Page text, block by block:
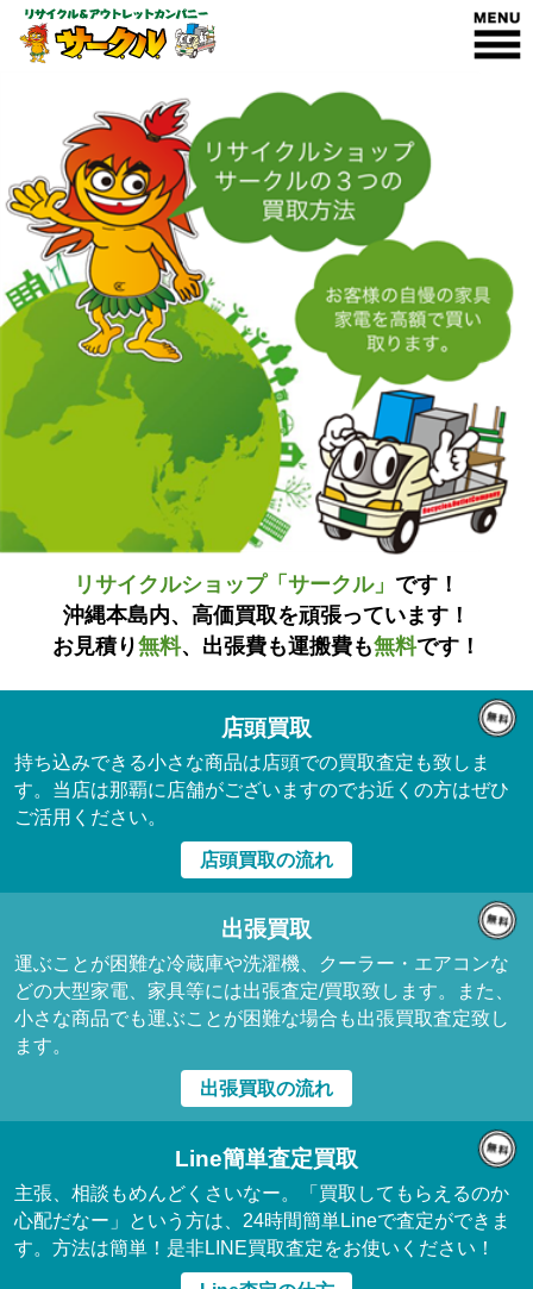
リサイクルショップ「サークル」 です！
沖縄本島内、高価買取を頑張っています！
お見積り無料、出張費も運搬費も無料です！
店頭買取
持ち込みできる小さな商品は店頭での買取査定も致しま
す。当店は那覇に店舗がございますのでお近くの方はぜひ
ご活用ください。
店頭買取の流れ
出張買取
運ぶことが困難な冷蔵庫や洗濯機、クーラー・エアコンな
どの大型家電、家具等には出張査定/買取致します。また、
小さな商品でも運ぶことが困難な場合も出張買取査定致し
ます。
出張買取の流れ
Line簡単査定買取
主張、相談もめんどくさいなー。「買取してもらえるのか
心配だなー」という方は、24時間簡単Lineで査定ができま
す。方法は簡単！是非LINE買取査定をお使いください！